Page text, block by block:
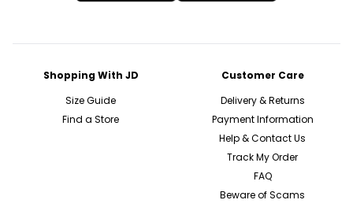
Shopping With JD
Size Guide
Find a Store
Customer Care
Delivery & Returns
Payment Information
Help & Contact Us
Track My Order
FAQ
Beware of Scams